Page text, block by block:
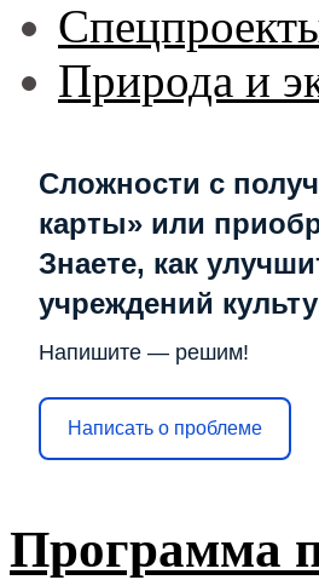
Природа и
Сложности с
карты» или
Знаете, как
учреждений
Напишите — решим!
Написать о проблеме
Программа